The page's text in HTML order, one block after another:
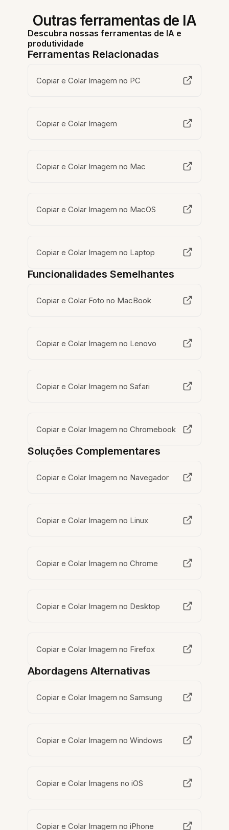
Outras ferramentas de IA
Descubra nossas ferramentas de IA e
produtividade
Ferramentas Relacionadas
Copiar e Colar Imagem no PC
Copiar e Colar Imagem
Copiar e Colar Imagem no Mac
Copiar e Colar Imagem no MacOS
Copiar e Colar Imagem no Laptop
Funcionalidades Semelhantes
Copiar e Colar Foto no MacBook
Copiar e Colar Imagem no Lenovo
Copiar e Colar Imagem no Safari
Copiar e Colar Imagem no Chromebook
Soluções Complementares
Copiar e Colar Imagem no Navegador
Copiar e Colar Imagem no Linux
Copiar e Colar Imagem no Chrome
Copiar e Colar Imagem no Desktop
Copiar e Colar Imagem no Firefox
Abordagens Alternativas
Copiar e Colar Imagem no Samsung
Copiar e Colar Imagem no Windows
Copiar e Colar Imagens no iOS
Copiar e Colar Imagem no iPhone